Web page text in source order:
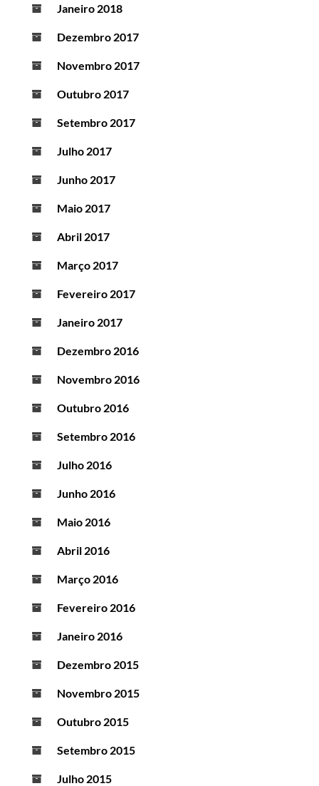
Janeiro 2018
Dezembro 2017
Novembro 2017
Outubro 2017
Setembro 2017
Julho 2017
Junho 2017
Maio 2017
Abril 2017
Março 2017
Fevereiro 2017
Janeiro 2017
Dezembro 2016
Novembro 2016
Outubro 2016
Setembro 2016
Julho 2016
Junho 2016
Maio 2016
Abril 2016
Março 2016
Fevereiro 2016
Janeiro 2016
Dezembro 2015
Novembro 2015
Outubro 2015
Setembro 2015
Julho 2015